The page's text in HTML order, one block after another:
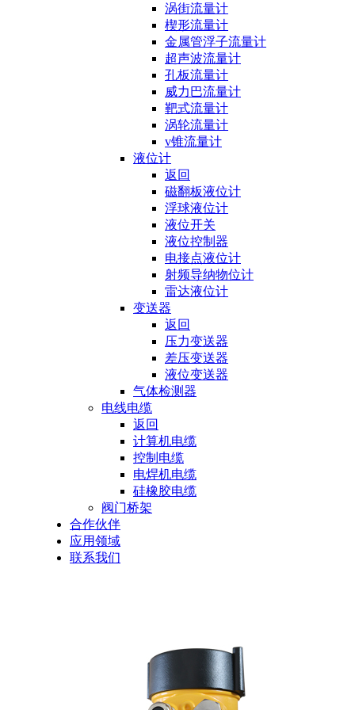
涡街流量计
楔形流量计
金属管浮子流量计
超声波流量计
孔板流量计
威力巴流量计
靶式流量计
涡轮流量计
v锥流量计
液位计
返回
磁翻板液位计
浮球液位计
液位开关
液位控制器
电接点液位计
射频导纳物位计
雷达液位计
变送器
返回
压力变送器
差压变送器
液位变送器
气体检测器
电线电缆
返回
计算机电缆
控制电缆
电焊机电缆
硅橡胶电缆
阀门桥架
合作伙伴
应用领域
联系我们